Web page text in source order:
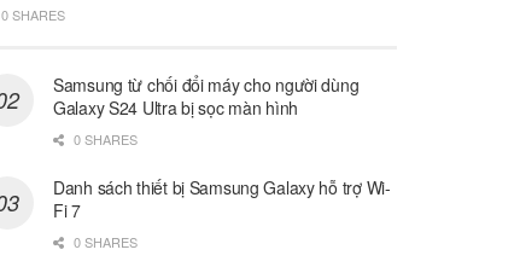
0 SHARES
Samsung từ chối đổi máy cho người dùng
Galaxy S24 Ultra bị sọc màn hình
0 SHARES
Danh sách thiết bị Samsung Galaxy hỗ trợ Wi-
Fi 7
0 SHARES